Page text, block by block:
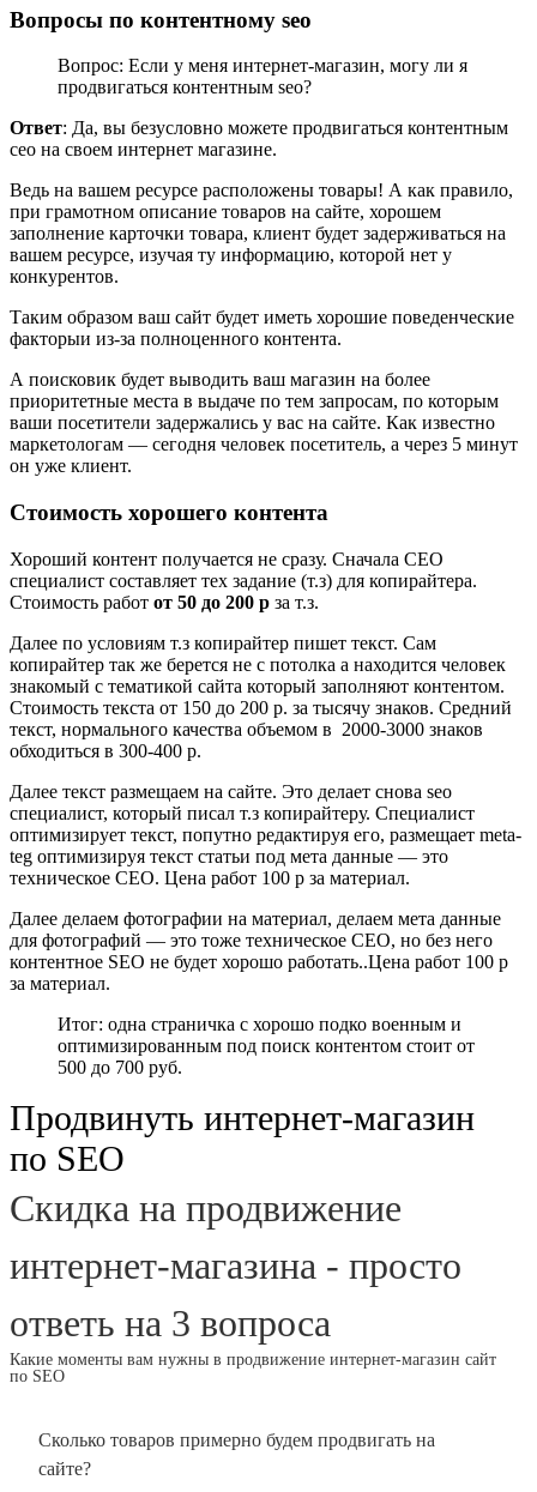
Вопросы по контентному seo
Вопрос: Если у меня интернет-магазин, могу ли я
продвигаться контентным seo?
Ответ: Да, вы безусловно можете продвигаться контентным
сео на своем интернет магазине.
Ведь на вашем ресурсе расположены товары! А как правило,
при грамотном описание товаров на сайте, хорошем
заполнение карточки товара, клиент будет задерживаться на
вашем ресурсе, изучая ту информацию, которой нет у
конкурентов.
Таким образом ваш сайт будет иметь хорошие поведенческие
факторыи из-за полноценного контента.
А поисковик будет выводить ваш магазин на более
приоритетные места в выдаче по тем запросам, по которым
ваши посетители задержались у вас на сайте. Как известно
маркетологам — сегодня человек посетитель, а через 5 минут
он уже клиент.
Стоимость хорошего контента
Хороший контент получается не сразу. Сначала СЕО
специалист составляет тех задание (т.з) для копирайтера.
Стоимость работ от 50 до 200 р за т.з.
Далее по условиям т.з копирайтер пишет текст. Сам
копирайтер так же берется не с потолка а находится человек
знакомый с тематикой сайта который заполняют контентом.
Стоимость текста от 150 до 200 р. за тысячу знаков. Средний
текст, нормального качества объемом в 2000-3000 знаков
обходиться в 300-400 р.
Далее текст размещаем на сайте. Это делает снова seo
специалист, который писал т.з копирайтеру. Специалист
оптимизирует текст, попутно редактируя его, размещает meta-
teg оптимизируя текст статьи под мета данные — это
техническое СЕО. Цена работ 100 р за материал.
Далее делаем фотографии на материал, делаем мета данные
для фотографий — это тоже техническое СЕО, но без него
контентное SEO не будет хорошо работать..Цена работ 100 р
за материал.
Итог: одна страничка с хорошо подко военным и
оптимизированным под поиск контентом стоит от
500 до 700 руб.
Продвинуть интернет-магазин
по SEO
Скидка на продвижение
интернет-магазина - просто
ответь на 3 вопроса
Какие моменты вам нужны в продвижение интернет-магазин сайт
по SEO
Сколько товаров примерно будем продвигать на
сайте?